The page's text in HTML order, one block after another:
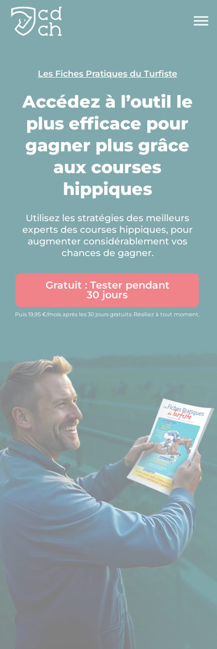
Les Fiches Pratiques du Turfiste
Accédez à l’outil le
plus efficace pour
gagner plus grâce
aux courses
hippiques
Utilisez les stratégies des meilleurs
experts des courses hippiques, pour
augmenter considérablement vos
chances de gagner.
Gratuit : Tester pendant
30 jours
Puis 19,95 €/mois après les 30 jours gratuits. Résiliez à tout moment.
Panneau de gestion des cookies